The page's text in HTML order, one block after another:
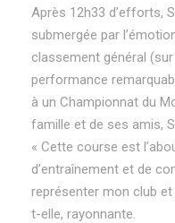
Après 12h33 d’efforts,
submergée par
classement général
performance
à un Championnat du
famille et de ses amis,
« Cette course est
d’entraînement et de
représenter mon club
t-elle, rayonnante.